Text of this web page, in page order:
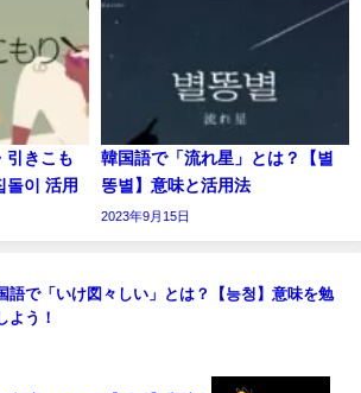
引きこも
돌이 活用
韓国語で「流れ星」とは？【별
똥별】意味と活用法
2023年9月15日
語で「いけ図々しい」とは？【능청】意味を勉
よう！